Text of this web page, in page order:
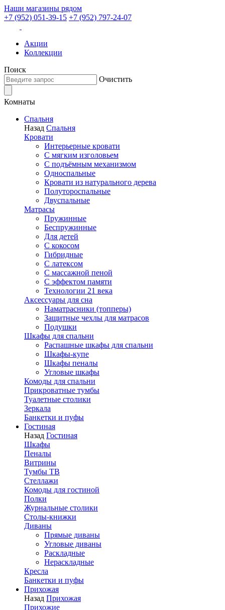
Наши магазины рядом
+7 (952) 051-39-15 +7 (952) 797-24-07
Акции
Коллекции
Поиск
Очистить
Комнаты
Спальня
Назад Спальня
Кровати
Интерьерные кровати
С мягким изголовьем
С подъёмным механизмом
Односпальные
Кровати из натурального дерева
Полутороспальные
Двуспальные
Матрасы
Пружинные
Беспружинные
Для детей
C кокосом
Гибридные
С латексом
С массажной пеной
С эффектом памяти
Технологии 21 века
Аксессуары для сна
Наматрасники (топперы)
Защитные чехлы для матрасов
Подушки
Шкафы для спальни
Распашные шкафы для спальни
Шкафы-купе
Шкафы пеналы
Угловые шкафы
Комоды для спальни
Прикроватные тумбы
Туалетные столики
Зеркала
Банкетки и пуфы
Гостиная
Назад Гостиная
Шкафы
Пеналы
Витрины
Тумбы ТВ
Стеллажи
Комоды для гостиной
Полки
Журнальные столики
Столы-книжки
Диваны
Прямые диваны
Угловые диваны
Раскладные
Нераскладные
Кресла
Банкетки и пуфы
Прихожая
Назад Прихожая
Прихожие